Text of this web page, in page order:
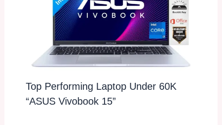
Top Performing Laptop Under 60K
“ASUS Vivobook 15”